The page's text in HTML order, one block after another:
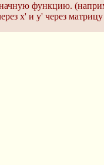
функцию.
x' и y' через